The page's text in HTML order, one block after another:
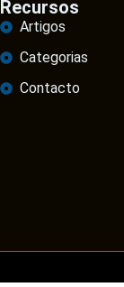
Recursos
Artigos
Categorias
Contacto